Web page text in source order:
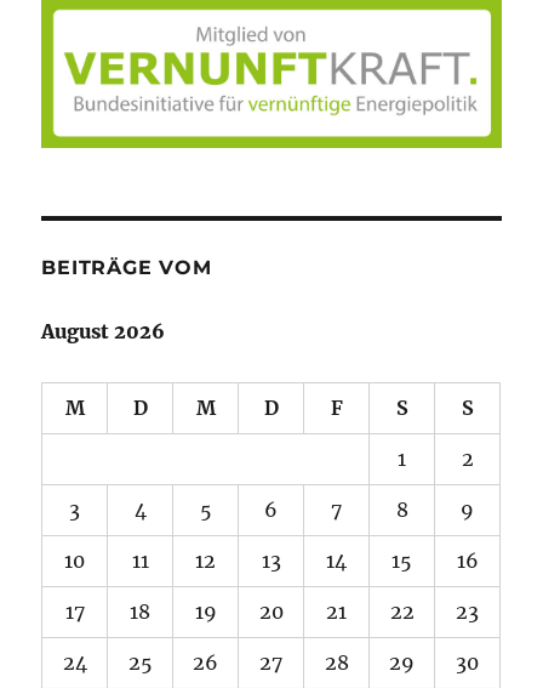
BEITRÄGE VOM
August 2026
M D M D F S S
1 2
3 4 5 6 7 8 9
10 11 12 13 14 15 16
17 18 19 20 21 22 23
24 25 26 27 28 29 30